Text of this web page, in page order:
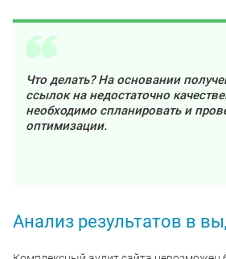
Что делать? На основании
ссылок на недостаточно
необходимо спланировать и
оптимизации.
Анализ результатов в